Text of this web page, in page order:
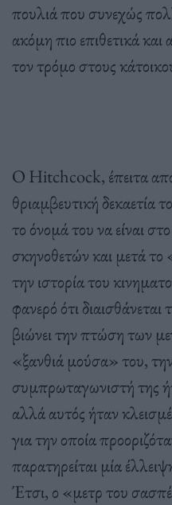
πουλιά που συνεχώς
ακόμη πιο επιθετικά
τον τρόμο στους
Ο Hitchcock, έπειτα
θριαμβευτική δεκαετία
το όνομά του να είναι
σκηνοθετών και μετά
την ιστορία του
φανερό ότι
βιώνει την πτώση των
«ξανθιά μούσα» του,
συμπρωταγωνιστή της
αλλά αυτός ήταν
για την οποία
παρατηρείται μία
Έτσι, ο «μετρ του